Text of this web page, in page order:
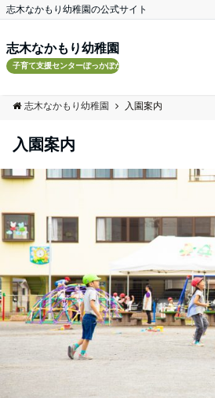
志木なかもり幼稚園の公式サイト
志木なかもり幼稚園
子育て支援センターぽっかぽかルーム
志木なかもり幼稚園 入園案内
入園案内